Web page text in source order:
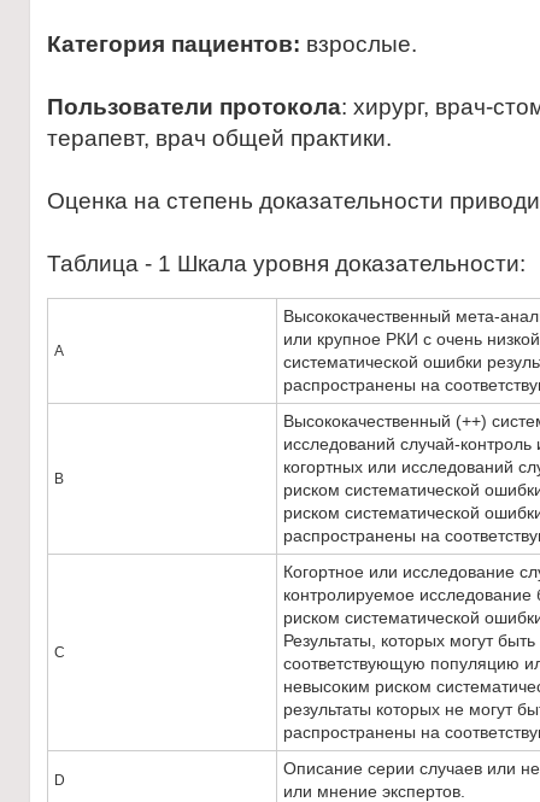
Категория пациентов: взрослые.
Пользователи протокола: хирург, врач-
терапевт, врач общей практики.
Оценка на степень доказательности
Таблица - 1 Шкала уровня доказательности:
А
Высококачественный мета-
или крупное РКИ с очень
систематической ошибки
распространены на
В
Высококачественный (++)
исследований случай-
когортных или исследований
риском систематической
риском систематической
распространены на
С
Когортное или исследование
контролируемое
риском систематической
Результаты, которых могут
соответствующую популяцию
невысоким риском
результаты которых не могут
распространены на
D
Описание серии случаев или
или мнение экспертов.